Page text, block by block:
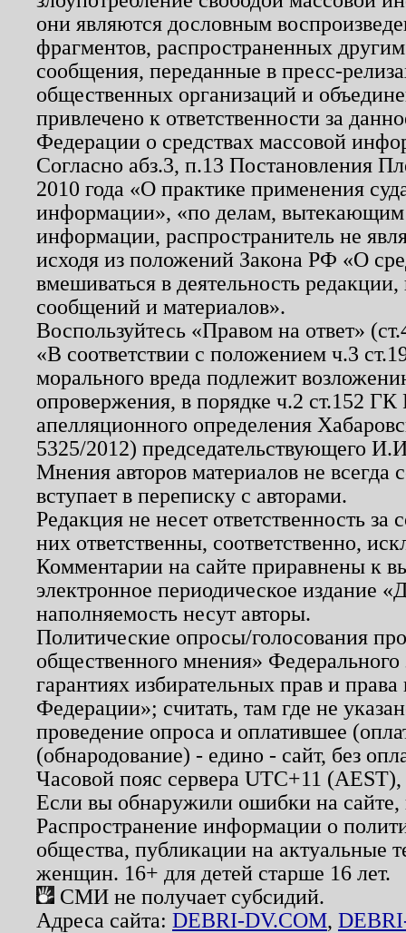
они являются дословным
фрагментов, распространенных
сообщения, переданные в пресс-
общественных организаций и
привлечено к ответственности за
Федерации о средствах массовой
Согласно абз.3, п.13 Постановления
2010 года «О практике применения
информации», «по делам, вытекающим
информации, распространитель не
исходя из положений Закона РФ «О
вмешиваться в деятельность
сообщений и материалов».
Воспользуйтесь «Правом на ответ»
«В соответствии с положением ч.3
морального вреда подлежит
опровержения, в порядке ч.2 ст.152
апелляционного определения
5325/2012) председательствующего
Мнения авторов материалов не
вступает в переписку с авторами.
Редакция не несет ответственность
них ответственны, соответственно,
Комментарии на сайте приравнены к
электронное периодическое издание
наполняемость несут авторы.
Политические опросы/голосования
общественного мнения»
гарантиях избирательных прав и
Федерации»; считать, там где не
проведение опроса и оплатившее
(обнародование) - едино - сайт, без
Часовой пояс сервера UTC+11
Если вы обнаружили ошибки на
Распространение информации о
общества, публикации на актуальные
женщин. 16+ для детей старше 16 лет.
СМИ не получает субсидий.
Адреса сайта: DEBRI-DV.COM,